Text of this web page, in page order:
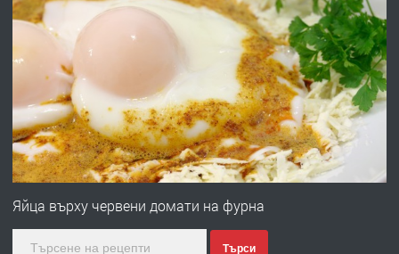
преди 4 дни
ПРЕДЛАГА Давам гараж под наем
преди 4 дни
ПРЕДЛАГА
№4120 Магазин/Офис под наем в кв.
градската градина!
Яйца върху червени домати на фурна
Търси